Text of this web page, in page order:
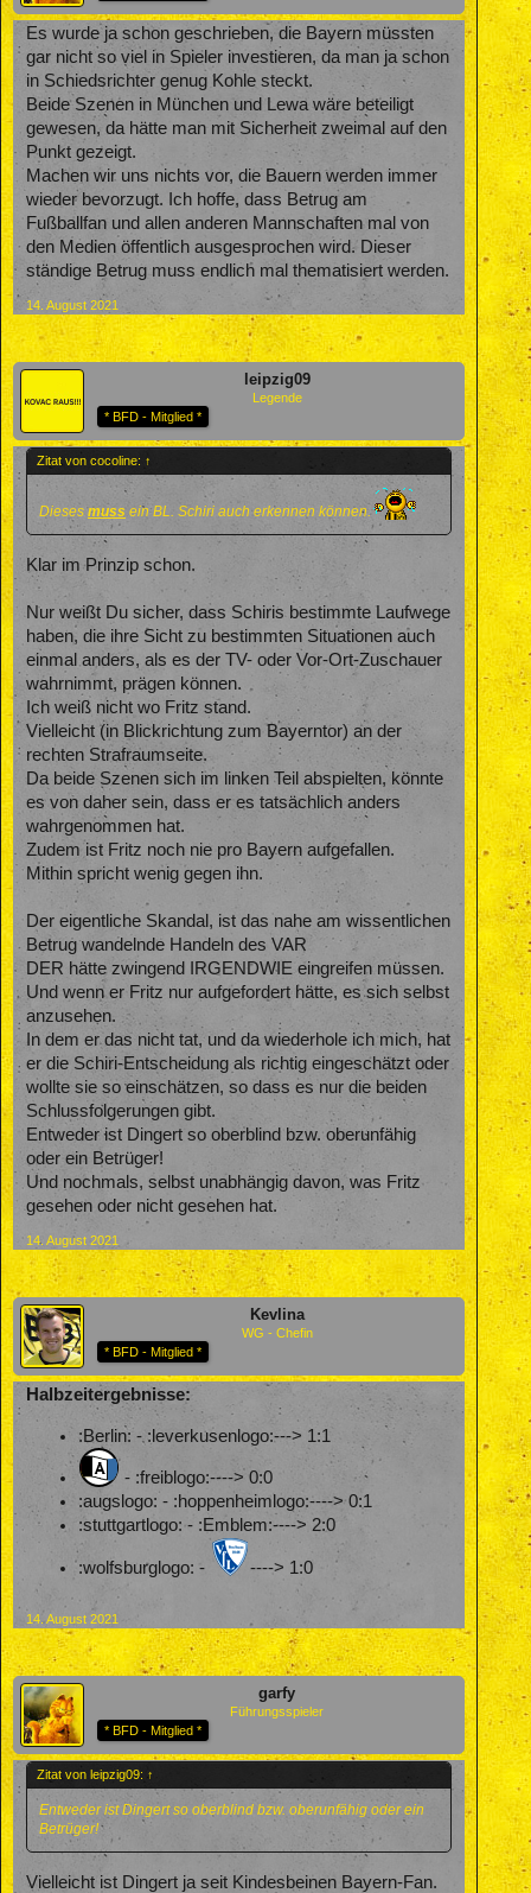
Es wurde ja schon geschrieben, die Bayern müssten
gar nicht so viel in Spieler investieren, da man ja schon
in Schiedsrichter genug Kohle steckt.
Beide Szenen in München und Lewa wäre beteiligt
gewesen, da hätte man mit Sicherheit zweimal auf den
Punkt gezeigt.
Machen wir uns nichts vor, die Bauern werden immer
wieder bevorzugt. Ich hoffe, dass Betrug am
Fußballfan und allen anderen Mannschaften mal von
den Medien öffentlich ausgesprochen wird. Dieser
ständige Betrug muss endlich mal thematisiert werden.
14. August 2021
leipzig09
Legende
* BFD - Mitglied *
Zitat von cocoline: ↑
Diesesmuss ein BL. Schiri auch erkennen können.
Klar im Prinzip schon.
Nur weißt Du sicher, dass Schiris bestimmte Laufwege
haben, die ihre Sicht zu bestimmten Situationen auch
einmal anders, als es der TV- oder Vor-Ort-Zuschauer
wahrnimmt, prägen können.
Ich weiß nicht wo Fritz stand.
Vielleicht (in Blickrichtung zum Bayerntor) an der
rechten Strafraumseite.
Da beide Szenen sich im linken Teil abspielten, könnte
es von daher sein, dass er es tatsächlich anders
wahrgenommen hat.
Zudem ist Fritz noch nie pro Bayern aufgefallen.
Mithin spricht wenig gegen ihn.
Der eigentliche Skandal, ist das nahe am wissentlichen
Betrug wandelnde Handeln des VAR
DER hätte zwingend IRGENDWIE eingreifen müssen.
Und wenn er Fritz nur aufgefordert hätte, es sich selbst
anzusehen.
In dem er das nicht tat, und da wiederhole ich mich, hat
er die Schiri-Entscheidung als richtig eingeschätzt oder
wollte sie so einschätzen, so dass es nur die beiden
Schlussfolgerungen gibt.
Entweder ist Dingert so oberblind bzw. oberunfähig
oder ein Betrüger!
Und nochmals, selbst unabhängig davon, was Fritz
gesehen oder nicht gesehen hat.
14. August 2021
Kevlina
WG - Chefin
* BFD - Mitglied *
Halbzeitergebnisse:
:Berlin: - :leverkusenlogo:---> 1:1
- :freiblogo:----> 0:0
:augslogo: - :hoppenheimlogo:----> 0:1
:stuttgartlogo: - :Emblem:----> 2:0
:wolfsburglogo: - ----> 1:0
14. August 2021
garfy
Führungsspieler
* BFD - Mitglied *
Zitat von leipzig09: ↑
Entweder ist Dingert so oberblind bzw. oberunfähig oder ein
Betrüger!
Vielleicht ist Dingert ja seit Kindesbeinen Bayern-Fan.